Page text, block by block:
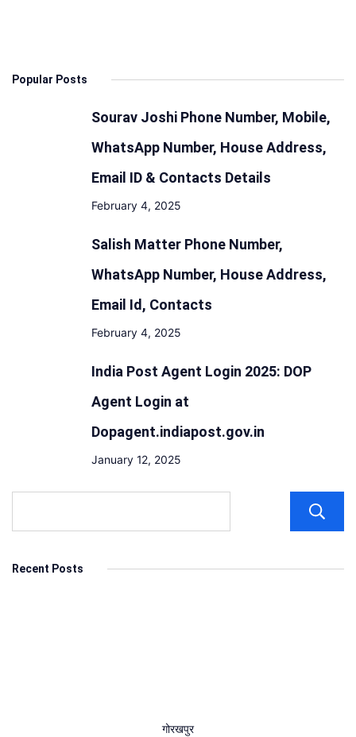
For
Popular Posts
Sourav Joshi Phone Number, Mobile,
WhatsApp Number, House Address,
Email ID & Contacts Details
February 4, 2025
Salish Matter Phone Number,
WhatsApp Number, House Address,
Email Id, Contacts
February 4, 2025
India Post Agent Login 2025: DOP
Agent Login at
Dopagent.indiapost.gov.in
January 12, 2025
Recent Posts
गोरखपुर